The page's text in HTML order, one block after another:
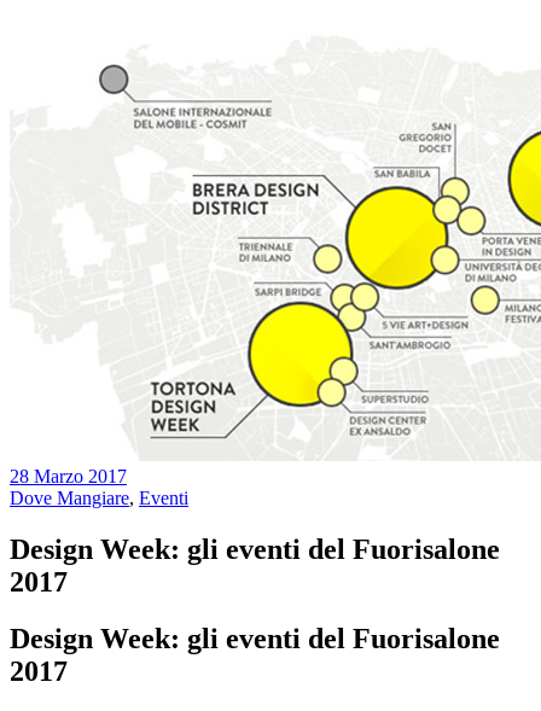
28 Marzo 2017
Dove Mangiare, Eventi
Design Week: gli eventi del Fuorisalone
2017
Design Week: gli eventi del Fuorisalone
2017